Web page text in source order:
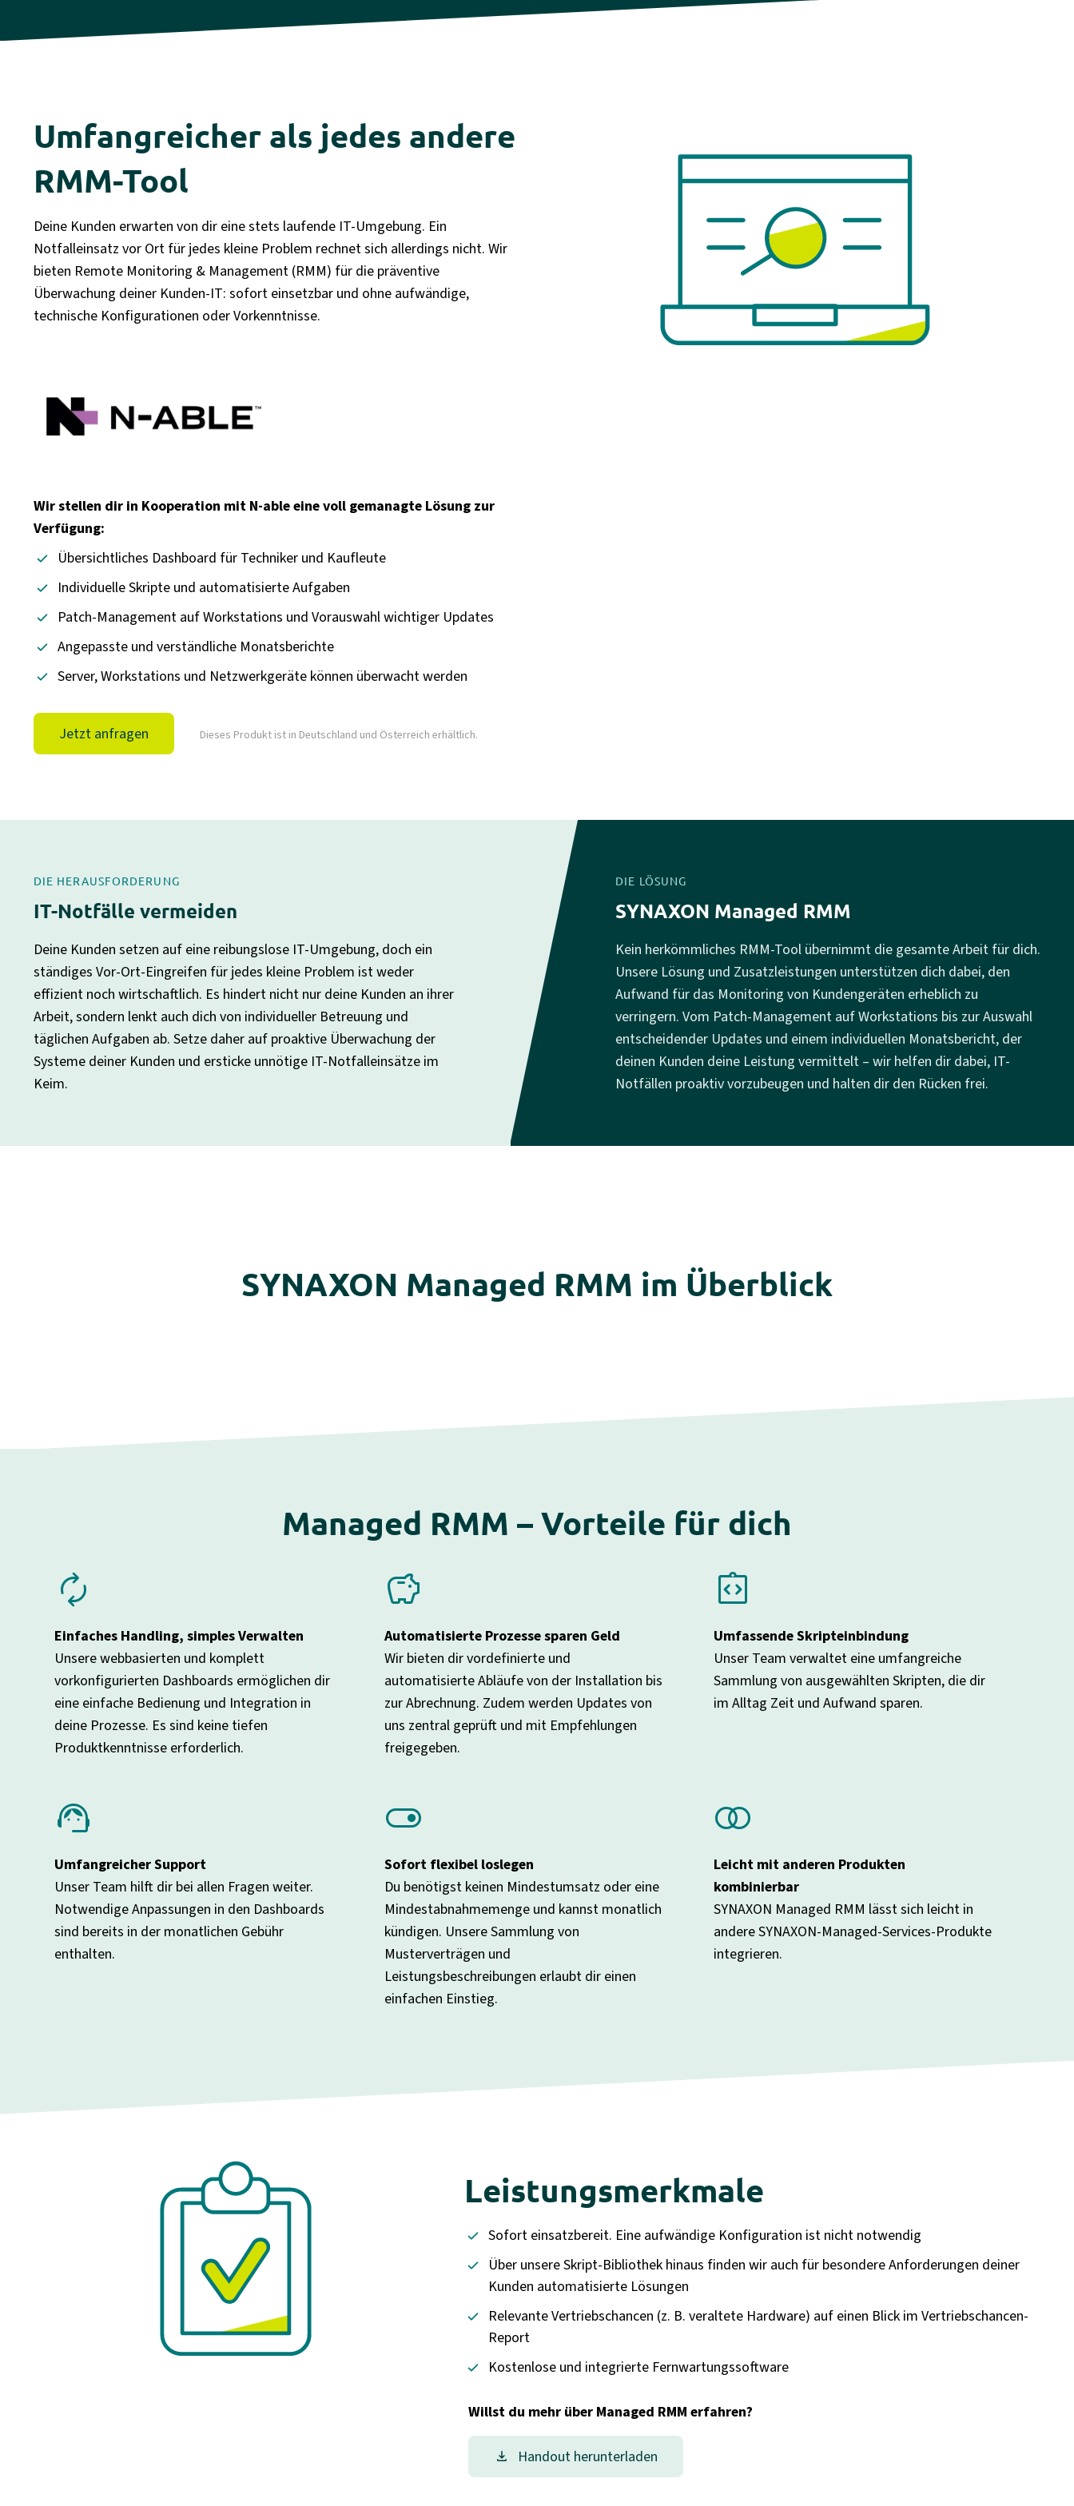
Umfangreicher als jedes andere
RMM-Tool
Deine Kunden erwarten von dir eine stets laufende IT-Umgebung. Ein
Notfalleinsatz vor Ort für jedes kleine Problem rechnet sich allerdings nicht. Wir
bieten Remote Monitoring & Management (RMM) für die präventive
Überwachung deiner Kunden-IT: sofort einsetzbar und ohne aufwändige,
technische Konfigurationen oder Vorkenntnisse.
Wir stellen dir in Kooperation mit N-able eine voll gemanagte Lösung zur
Verfügung:
Übersichtliches Dashboard für Techniker und Kaufleute
Individuelle Skripte und automatisierte Aufgaben
Patch-Management auf Workstations und Vorauswahl wichtiger Updates
Angepasste und verständliche Monatsberichte
Server, Workstations und Netzwerkgeräte können überwacht werden
Jetzt anfragen Dieses Produkt ist in Deutschland und Österreich erhältlich.
DIE HERAUSFORDERUNG
IT-Notfälle vermeiden
Deine Kunden setzen auf eine reibungslose IT-Umgebung, doch ein
ständiges Vor-Ort-Eingreifen für jedes kleine Problem ist weder
effizient noch wirtschaftlich. Es hindert nicht nur deine Kunden an ihrer
Arbeit, sondern lenkt auch dich von individueller Betreuung und
täglichen Aufgaben ab. Setze daher auf proaktive Überwachung der
Systeme deiner Kunden und ersticke unnötige IT-Notfalleinsätze im
Keim.
DIE LÖSUNG
SYNAXON Managed RMM
Kein herkömmliches RMM-Tool übernimmt die gesamte Arbeit für dich.
Unsere Lösung und Zusatzleistungen unterstützen dich dabei, den
Aufwand für das Monitoring von Kundengeräten erheblich zu
verringern. Vom Patch-Management auf Workstations bis zur Auswahl
entscheidender Updates und einem individuellen Monatsbericht, der
deinen Kunden deine Leistung vermittelt – wir helfen dir dabei, IT-
Notfällen proaktiv vorzubeugen und halten dir den Rücken frei.
SYNAXON Managed RMM im Überblick
Managed RMM – Vorteile für dich
loop
Einfaches Handling, simples Verwalten
Unsere webbasierten und komplett
vorkonfigurierten Dashboards ermöglichen dir
eine einfache Bedienung und Integration in
deine Prozesse. Es sind keine tiefen
Produktkenntnisse erforderlich.
savings
Automatisierte Prozesse sparen Geld
Wir bieten dir vordefinierte und
automatisierte Abläufe von der Installation bis
zur Abrechnung. Zudem werden Updates von
uns zentral geprüft und mit Empfehlungen
freigegeben.
integration_instructions
Umfassende Skripteinbindung
Unser Team verwaltet eine umfangreiche
Sammlung von ausgewählten Skripten, die dir
im Alltag Zeit und Aufwand sparen.
support_agent
Umfangreicher Support
Unser Team hilft dir bei allen Fragen weiter.
Notwendige Anpassungen in den Dashboards
sind bereits in der monatlichen Gebühr
enthalten.
toggle_on
Sofort flexibel loslegen
Du benötigst keinen Mindestumsatz oder eine
Mindestabnahmemenge und kannst monatlich
kündigen. Unsere Sammlung von
Musterverträgen und
Leistungsbeschreibungen erlaubt dir einen
einfachen Einstieg.
join
Leicht mit anderen Produkten
kombinierbar
SYNAXON Managed RMM lässt sich leicht in
andere SYNAXON-Managed-Services-Produkte
integrieren.
Leistungsmerkmale
Sofort einsatzbereit. Eine aufwändige Konfiguration ist nicht notwendig
Über unsere Skript-Bibliothek hinaus finden wir auch für besondere Anforderungen deiner
Kunden automatisierte Lösungen
Relevante Vertriebschancen (z. B. veraltete Hardware) auf einen Blick im Vertriebschancen-
Report
Kostenlose und integrierte Fernwartungssoftware
Willst du mehr über Managed RMM erfahren?
Handout herunterladen